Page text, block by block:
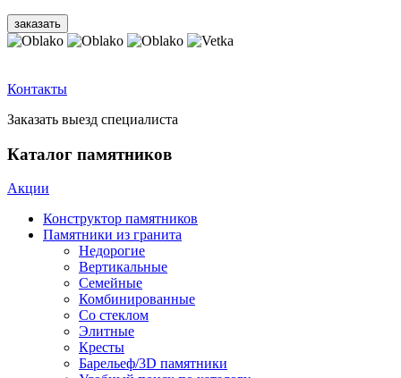
Контакты
Заказать выезд специалиста
Каталог памятников
Акции
Конструктор памятников
Памятники из гранита
Недорогие
Вертикальные
Семейные
Комбинированные
Со стеклом
Элитные
Кресты
Барельеф/3D памятники